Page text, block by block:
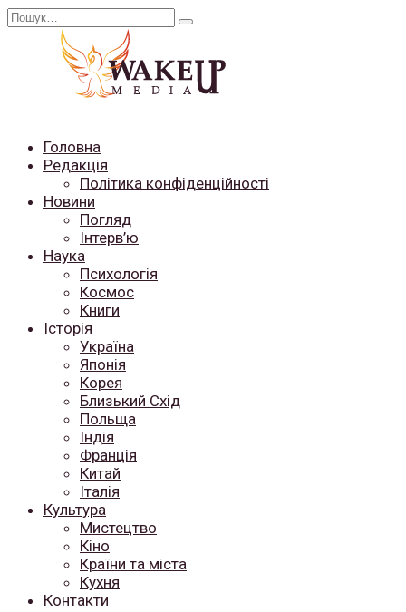
Перейти
Search
Головна
Редакція
Політика конфіденційності
Новини
Погляд
Інтерв’ю
Наука
Психологія
Космос
Книги
Історія
Україна
Японія
Корея
Близький Схід
Польща
Індія
Франція
Китай
Італія
Культура
Мистецтво
Кіно
Країни та міста
Кухня
Контакти